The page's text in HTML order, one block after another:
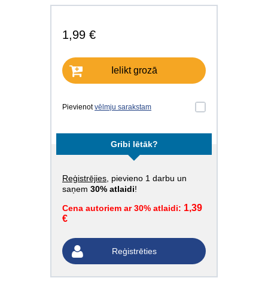
1,99 €
Ielikt grozā
Pievienotvēlmju sarakstam
Gribi lētāk?
Reģistrējies , pievieno 1 darbu un
saņem 30% atlaidi!
Cena autoriem ar 30% atlaidi: 1,39
€
Reģistrēties